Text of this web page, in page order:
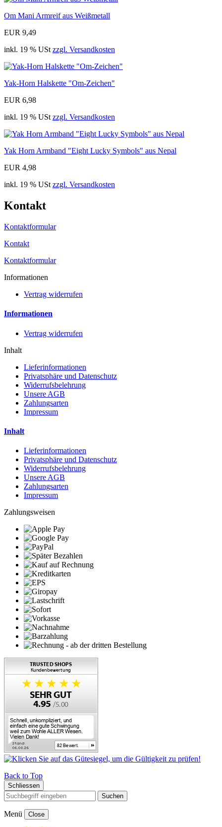
Om Mani Armreif aus Weißmetall
EUR 9,49
inkl. 19 % USt zzgl. Versandkosten
Yak-Horn Halskette "Om-Zeichen"
EUR 6,98
inkl. 19 % USt zzgl. Versandkosten
Yak Horn Armband "Eight Lucky Symbols" aus Nepal
EUR 4,98
inkl. 19 % USt zzgl. Versandkosten
Kontakt
Kontaktformular
Kontakt
Kontaktformular
Informationen
Vertrag widerrufen
Informationen
Vertrag widerrufen
Inhalt
Lieferinformationen
Privatsphäre und Datenschutz
Widerrufsbelehrung
Unsere AGB
Zahlungsarten
Impressum
Inhalt
Lieferinformationen
Privatsphäre und Datenschutz
Widerrufsbelehrung
Unsere AGB
Zahlungsarten
Impressum
Zahlungsweisen
Back to Top
Schliessen
Suchen
Menü Close